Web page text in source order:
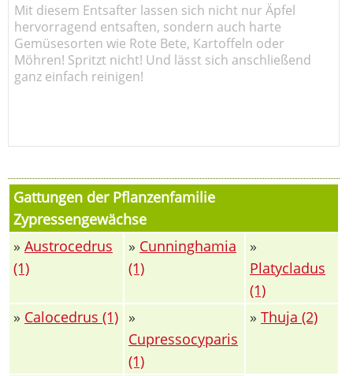
Mit diesem Entsafter lassen sich nicht nur Äpfel
hervorragend entsaften, sondern auch harte
Gemüsesorten wie Rote Bete, Kartoffeln oder
Möhren! Spritzt nicht! Und lässt sich anschließend
ganz einfach reinigen!
Gattungen der Pflanzenfamilie
Zypressengewächse
» Austrocedrus
(1)
» Cunninghamia
(1)
»
Platycladus
(1)
» Calocedrus (1) »
Cupressocyparis
(1)
» Thuja (2)